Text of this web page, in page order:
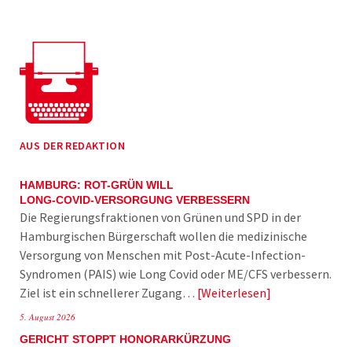
AUS DER REDAKTION
HAMBURG: ROT-GRÜN WILL
LONG-COVID-VERSORGUNG VERBESSERN
Die Regierungsfraktionen von Grünen und SPD in der
Hamburgischen Bürgerschaft wollen die medizinische
Versorgung von Menschen mit Post-Acute-Infection-
Syndromen (PAIS) wie Long Covid oder ME/CFS verbessern.
Ziel ist ein schnellerer Zugang… Weiterlesen
5. August 2026
GERICHT STOPPT HONORARKÜRZUNG